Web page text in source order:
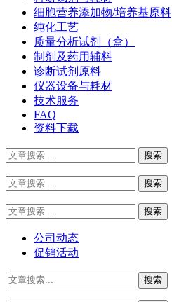
细胞营养添加物/培养基原料
纯化工艺
质量分析试剂（盒）
制剂及药用辅料
诊断试剂原料
仪器设备与耗材
技术服务
FAQ
资料下载
公司动态
促销活动